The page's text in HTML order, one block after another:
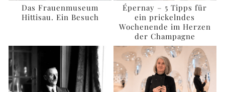
Das Frauenmuseum
Hittisau. Ein Besuch
Épernay – 5 Tipps für
ein prickelndes
Wochenende im Herzen
der Champagne